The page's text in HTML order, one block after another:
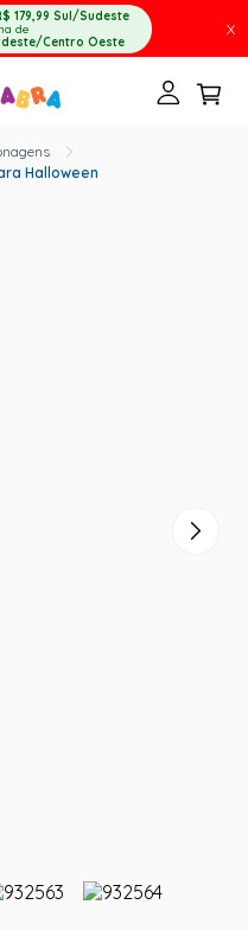
179,99 Sul/Sudeste
de
Centro Oeste
X
Halloween